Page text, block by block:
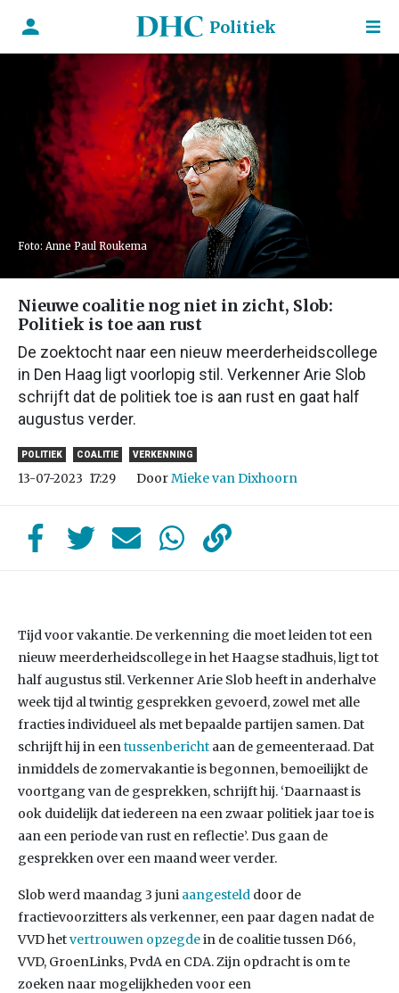
Politiek
Foto: Anne Paul Roukema
Nieuwe coalitie nog niet in zicht, Slob:
Politiek is toe aan rust
De zoektocht naar een nieuw meerderheidscollege
in Den Haag ligt voorlopig stil. Verkenner Arie Slob
schrijft dat de politiek toe is aan rust en gaat half
augustus verder.
POLITIEK COALITIE VERKENNING
13-07-2023 17:29 DoorMieke van Dixhoorn
Tijd voor vakantie. De verkenning die moet leiden tot een
nieuw meerderheidscollege in het Haagse stadhuis, ligt tot
half augustus stil. Verkenner Arie Slob heeft in anderhalve
week tijd al twintig gesprekken gevoerd, zowel met alle
fracties individueel als met bepaalde partijen samen. Dat
schrijft hij in eentussenbericht aan de gemeenteraad. Dat
inmiddels de zomervakantie is begonnen, bemoeilijkt de
voortgang van de gesprekken, schrijft hij. ‘Daarnaast is
ook duidelijk dat iedereen na een zwaar politiek jaar toe is
aan een periode van rust en reflectie’. Dus gaan de
gesprekken over een maand weer verder.
Slob werd maandag 3 juni aangesteld door de
fractievoorzitters als verkenner, een paar dagen nadat de
VVD hetvertrouwen opzegdein de coalitie tussen D66,
VVD, GroenLinks, PvdA en CDA. Zijn opdracht is om te
zoeken naar mogelijkheden voor een